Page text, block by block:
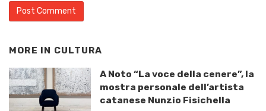
MORE IN CULTURA
A Noto “La voce della cenere”, la
mostra personale dell’artista
catanese Nunzio Fisichella